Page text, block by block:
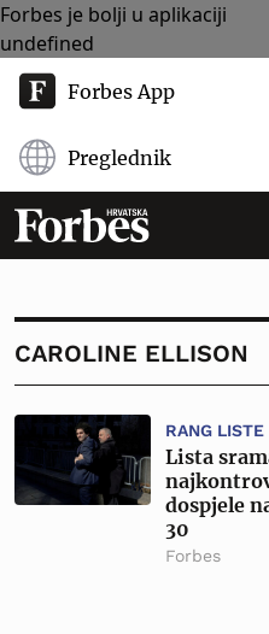
Forbes je bolji u aplikaciji
undefined
Forbes App
Preglednik
CAROLINE ELLISON
RANG LISTE
Lista
dospjele
30
Forbes